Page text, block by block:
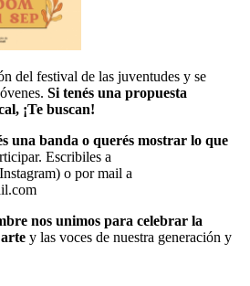
del festival de las juventudes y se
Si tenés una propuesta
¡Te buscan!
una banda o querés mostrar lo que
Escribiles a
o por mail a
nos unimos para celebrar la
y las voces de nuestra generación y